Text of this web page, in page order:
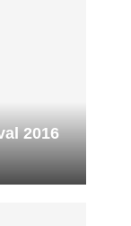
2016